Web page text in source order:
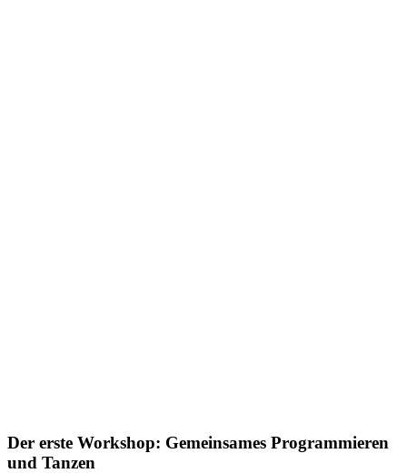
Der erste Workshop: Gemeinsames Programmieren
und Tanzen